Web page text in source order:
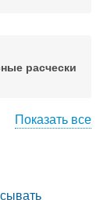
расчески
для прямых
Показать все